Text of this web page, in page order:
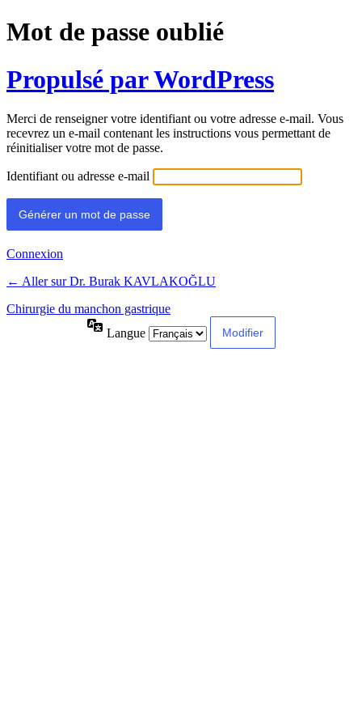
Mot de passe oublié
Propulsé par WordPress
Merci de renseigner votre identifiant ou votre adresse e-mail. Vous
recevrez un e-mail contenant les instructions vous permettant de
réinitialiser votre mot de passe.
Identifiant ou adresse e-mail
Connexion
← Aller sur Dr. Burak KAVLAKOĞLU
Chirurgie du manchon gastrique
Langue